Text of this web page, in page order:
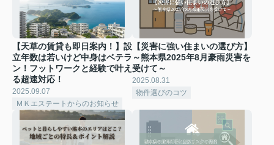
【天草の賃貸も即日案内！】設
立年数は若いけど中身はベテラ
ン！フットワークと経験で叶え
る超速対応！
2025.09.07
ＭＫエステートからのお知らせ
【災害に強い住まいの選び方】
～熊本県2025年8月豪雨災害を
受けて～
2025.08.31
物件選びのコツ